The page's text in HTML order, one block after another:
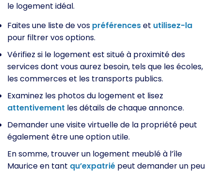
le logement idéal.
Faites une liste de vos préférenceset utilisez-la
pour filtrer vos options.
Vérifiez si le logement est situé à proximité des
services dont vous aurez besoin, tels que les écoles,
les commerces et les transports publics.
Examinez les photos du logement et lisez
attentivement les détails de chaque annonce.
Demander une visite virtuelle de la propriété peut
également être une option utile.
En somme, trouver un logement meublé à l’île
Maurice en tant qu’expatrié peut demander un peu